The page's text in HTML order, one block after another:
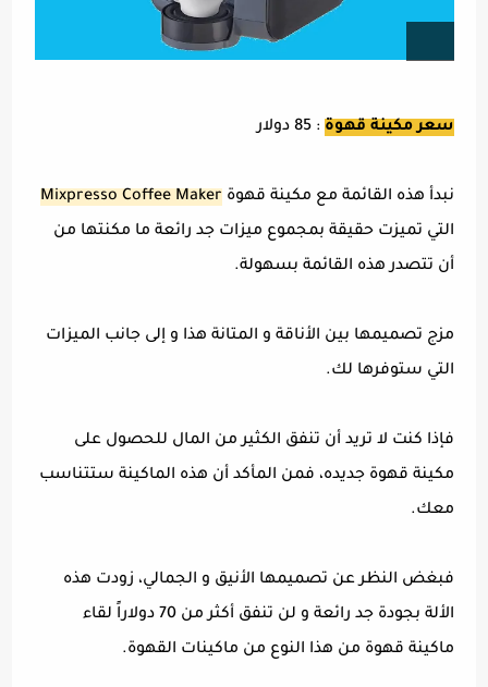
سعر مكينة قهوة : 85 دولار
نبدأ هذه القائمة مع مكينة قهوة Mixpresso Coffee Maker
التي تميزت حقيقة بمجموع ميزات جد رائعة ما مكنتها من
أن تتصدر هذه القائمة بسهولة.
مزج تصميمها بين الأناقة و المتانة هذا و إلى جانب الميزات
التي ستوفرها لك.
فإذا كنت لا تريد أن تنفق الكثير من المال للحصول على
مكينة قهوة جديده، فمن المأكد أن هذه الماكينة ستتناسب
معك.
فبغض النظر عن تصميمها الأنيق و الجمالي، زودت هذه
الألة بجودة جد رائعة و لن تنفق أكثر من 70 دولاراً لقاء
ماكينة قهوة من هذا النوع من ماكينات القهوة.